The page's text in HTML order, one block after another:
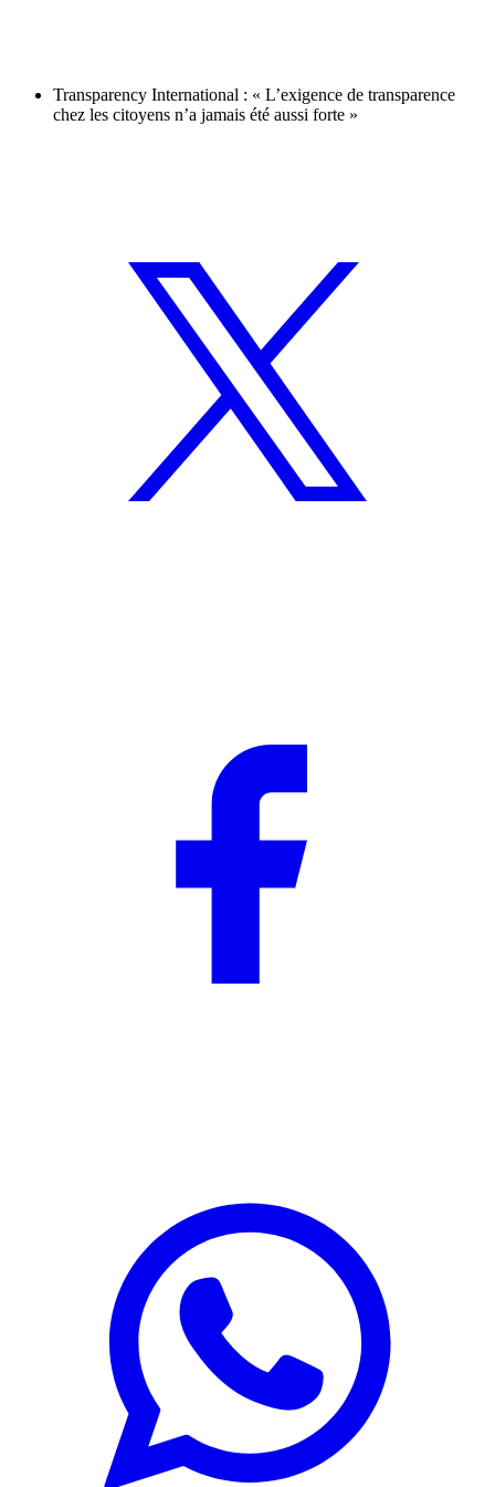
Transparency International : « L’exigence de transparence
chez les citoyens n’a jamais été aussi forte »